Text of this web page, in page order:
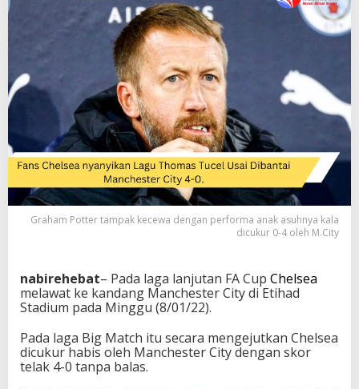
L
a
g
u
T
h
o
m
a
s
T
u
c
e
l
U
D
i
b
n
t
a
Graham Potter tampak kecewa dengan performa anak asuhnya kala
dicukur 0-4 oleh M.City
nabirehebat– Pada laga lanjutan FA Cup Chelsea
melawat ke kandang Manchester City di Etihad
Stadium pada Minggu (8/01/22).
Pada laga Big Match itu secara mengejutkan Chelsea
dicukur habis oleh Manchester City dengan skor
telak 4-0 tanpa balas.